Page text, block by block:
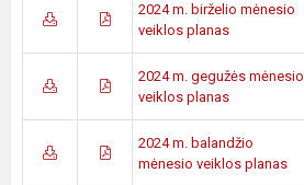
2024 m. birželio mėnesio
veiklos planas
2024 m. gegužės mėnesio
veiklos planas
2024 m. balandžio
mėnesio veiklos planas